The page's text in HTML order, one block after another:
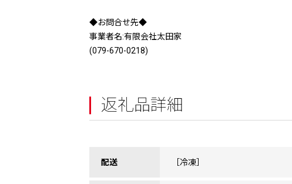
◆お問合せ先◆
事業者名:有限会社太田家
(079-670-0218)
返礼品詳細
配送 ［冷凍］